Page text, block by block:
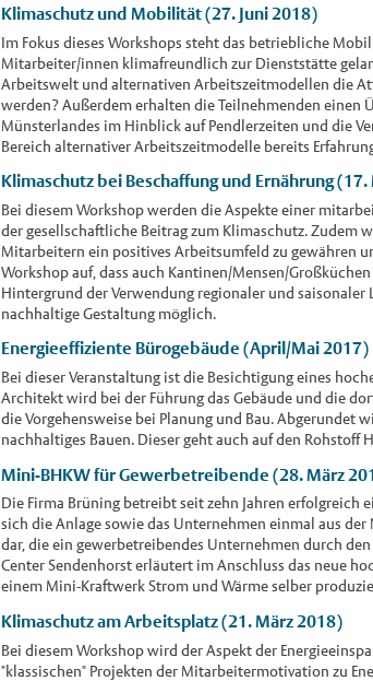
Klimaschutz und Mobilität (27. Juni 2018)
Im Fokus dieses Workshops steht das betriebliche
Mitarbeiter/innen klimafreundlich zur Dienststätte
Arbeitswelt und alternativen Arbeitszeitmodellen die
werden? Außerdem erhalten die Teilnehmenden einen
Münsterlandes im Hinblick auf Pendlerzeiten und die
Bereich alternativer Arbeitszeitmodelle bereits
Klimaschutz bei Beschaffung und Ernährung
Bei diesem Workshop werden die Aspekte einer
der gesellschaftliche Beitrag zum Klimaschutz. Zudem
Mitarbeitern ein positives Arbeitsumfeld zu gewähren
Workshop auf, dass auch Kantinen/Mensen/
Hintergrund der Verwendung regionaler und
nachhaltige Gestaltung möglich.
Energieeffiziente Bürogebäude (April/Mai 2017)
Bei dieser Veranstaltung ist die Besichtigung eines
Architekt wird bei der Führung das Gebäude und die
die Vorgehensweise bei Planung und Bau. Abgerundet
nachhaltiges Bauen. Dieser geht auch auf den Rohstoff
Mini-BHKW für Gewerbetreibende (28. März
Die Firma Brüning betreibt seit zehn Jahren erfolgreich
sich die Anlage sowie das Unternehmen einmal aus
dar, die ein gewerbetreibendes Unternehmen durch
Center Sendenhorst erläutert im Anschluss das neue
einem Mini-Kraftwerk Strom und Wärme selber
Klimaschutz am Arbeitsplatz (21. März 2018)
Bei diesem Workshop wird der Aspekt der
"klassischen" Projekten der Mitarbeitermotivation zu